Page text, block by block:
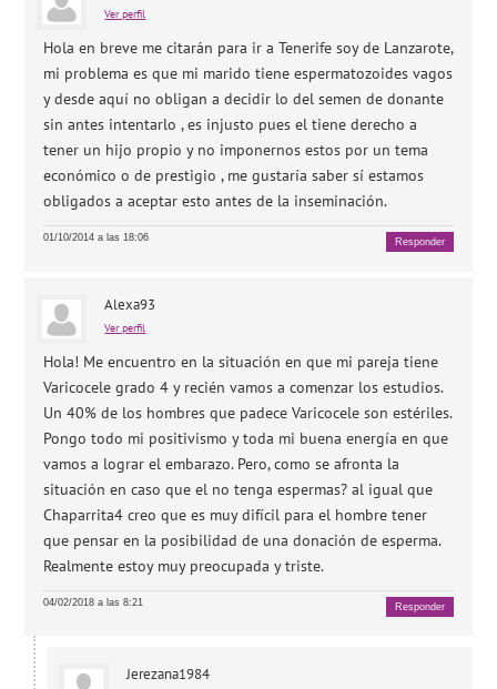
Ver perfil
Hola en breve me citarán para ir a Tenerife soy de Lanzarote,
mi problema es que mi marido tiene espermatozoides vagos
y desde aquí no obligan a decidir lo del semen de donante
sin antes intentarlo , es injusto pues el tiene derecho a
tener un hijo propio y no imponernos estos por un tema
económico o de prestigio , me gustaría saber sí estamos
obligados a aceptar esto antes de la inseminación.
01/10/2014 a las 18:06 Responder
Alexa93
Ver perfil
Hola! Me encuentro en la situación en que mi pareja tiene
Varicocele grado 4 y recién vamos a comenzar los estudios.
Un 40% de los hombres que padece Varicocele son estériles.
Pongo todo mi positivismo y toda mi buena energía en que
vamos a lograr el embarazo. Pero, como se afronta la
situación en caso que el no tenga espermas? al igual que
Chaparrita4 creo que es muy difícil para el hombre tener
que pensar en la posibilidad de una donación de esperma.
Realmente estoy muy preocupada y triste.
04/02/2018 a las 8:21 Responder
Jerezana1984